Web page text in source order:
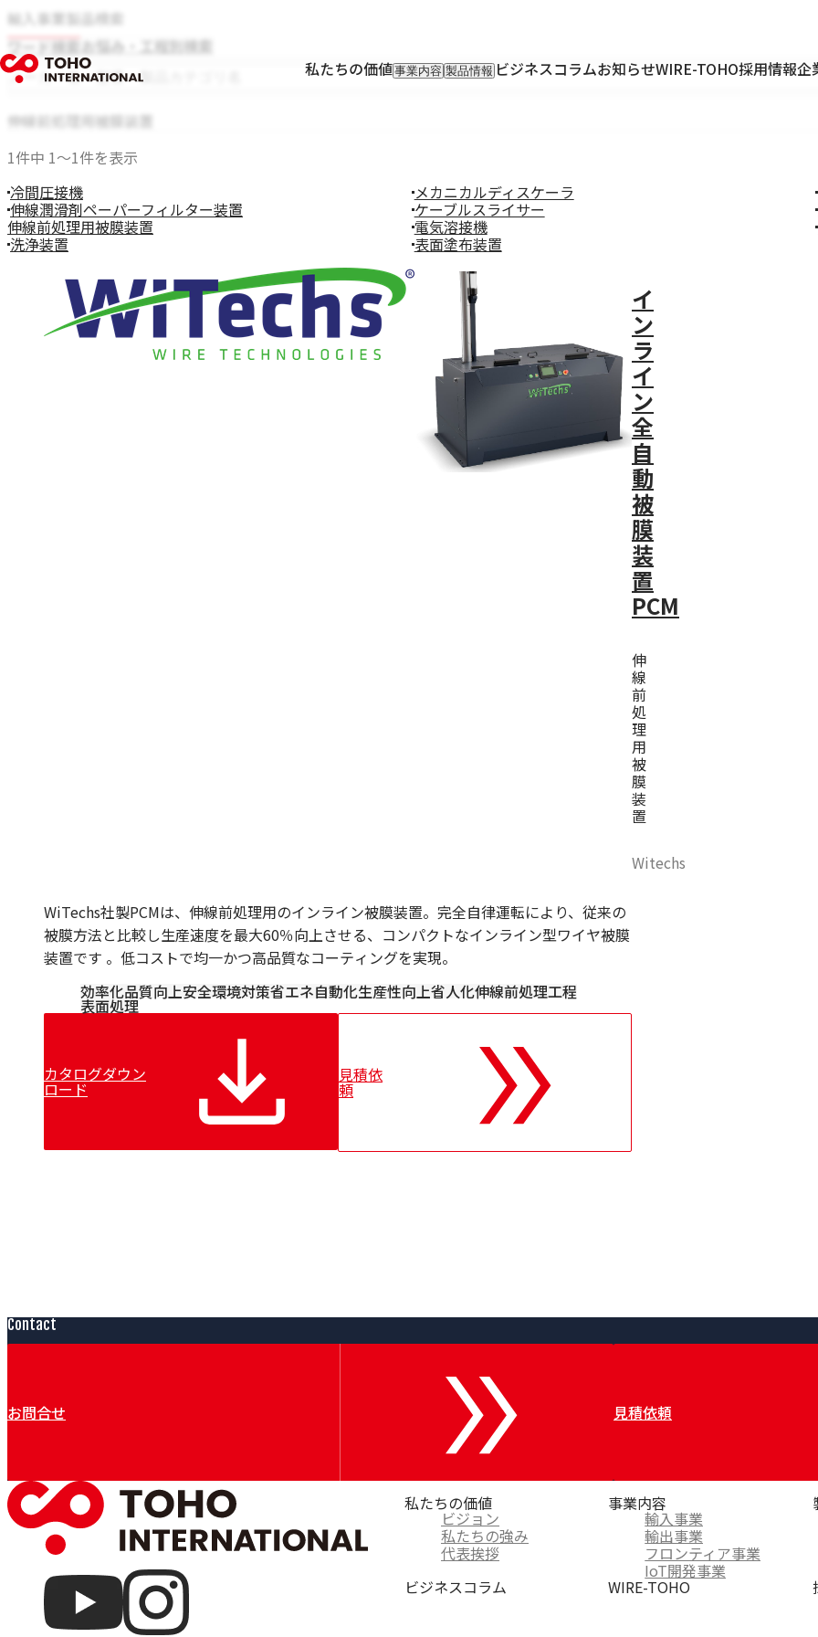
私たちの価値事業内容 製品情報 ビジネスコラムお知らせWIRE-TOHO採用情報企
輸入事業製品検索
ワード検索 お悩み・工程別検索
Rolf Schlicht
Pressure Welding Machines（PWM）
Fort Wayne Wire Die
Tensometric
Paramount Die
Axjo
HUESTIS
Sjogren
Mobac
CERSA-MCI
Lian
伸線前処理用被膜装置
1件中 1〜1件を表示
冷間圧接機
メカニカルディスケーラ
伸線潤滑剤ペーパーフィルター装置 ケーブルスライサー
伸線前処理用被膜装置 電気溶接機
洗浄装置 表面塗布装置
イ
ン
ラ
イ
ン
全
自
動
被
膜
装
置
PCM
伸
線
前
処
理
用
被
膜
装
置
Witechs
WiTechs社製PCMは、伸線前処理用のインライン被膜装置。完全自律運転により、従来の
被膜方法と比較し生産速度を最大60％向上させる、コンパクトなインライン型ワイヤ被膜
装置です 。低コストで均一かつ高品質なコーティングを実現。
効率化品質向上安全環境対策省エネ自動化生産性向上省人化伸線前処理工程
表面処理
カタログダウン
ロード
見積依
頼
Contact
お問合せ 見積依頼
私たちの価値
ビジョン
私たちの強み
代表挨拶
事業内容
輸入事業
輸出事業
フロンティア事業
IoT開発事業
ビジネスコラム WIRE-TOHO